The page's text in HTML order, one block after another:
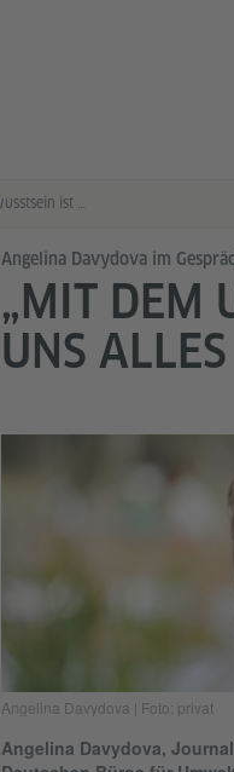
„Mit dem Umweltbewusstsein ist bei uns alles in Ordnung!“
Angelina Davydova im
„MIT DEM
UNS
Angelina Davydova | Foto: privat
Angelina Davydova,